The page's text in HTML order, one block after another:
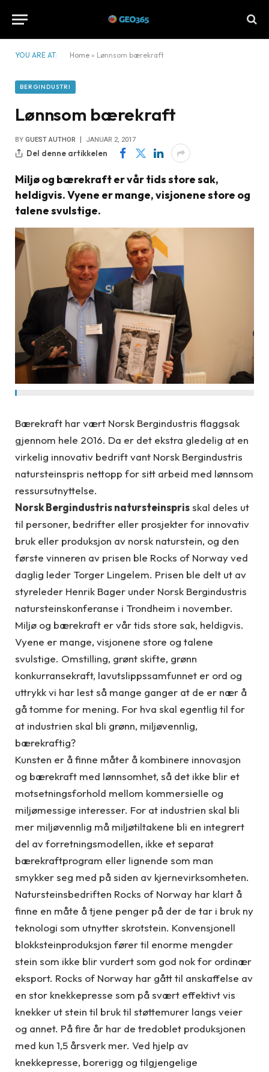
YOU ARE AT: Home » Lønnsom bærekraft
BERGINDUSTRI
Lønnsom bærekraft
BY GUEST AUTHOR JANUAR 2, 2017
Del denne artikkelen
Miljø og bærekraft er vår tids store sak,
heldigvis. Vyene er mange, visjonene store og
talene svulstige.
Bærekraft har vært Norsk Bergindustris flaggsak
gjennom hele 2016. Da er det ekstra gledelig at en
virkelig innovativ bedrift vant Norsk Bergindustris
natursteinspris nettopp for sitt arbeid med lønnsom
ressursutnyttelse.
Norsk Bergindustris natursteinsprisskal deles ut
til personer, bedrifter eller prosjekter for innovativ
bruk eller produksjon av norsk naturstein, og den
første vinneren av prisen ble Rocks of Norway ved
daglig leder Torger Lingelem. Prisen ble delt ut av
styreleder Henrik Bager under Norsk Bergindustris
natursteinskonferanse i Trondheim i november.
Miljø og bærekraft er vår tids store sak, heldigvis.
Vyene er mange, visjonene store og talene
svulstige. Omstilling, grønt skifte, grønn
konkurransekraft, lavutslippssamfunnet er ord og
uttrykk vi har lest så mange ganger at de er nær å
gå tomme for mening. For hva skal egentlig til for
at industrien skal bli grønn, miljøvennlig,
bærekraftig?
Kunsten er å finne måter å kombinere innovasjon
og bærekraft med lønnsomhet, så det ikke blir et
motsetningsforhold mellom kommersielle og
miljømessige interesser. For at industrien skal bli
mer miljøvennlig må miljøtiltakene bli en integrert
del av forretningsmodellen, ikke et separat
bærekraftprogram eller lignende som man
smykker seg med på siden av kjernevirksomheten.
Natursteinsbedriften Rocks of Norway har klart å
finne en måte å tjene penger på der de tar i bruk ny
teknologi som utnytter skrotstein. Konvensjonell
blokksteinproduksjon fører til enorme mengder
stein som ikke blir vurdert som god nok for ordinær
eksport. Rocks of Norway har gått til anskaffelse av
en stor knekkepresse som på svært effektivt vis
knekker ut stein til bruk til støttemurer langs veier
og annet. På fire år har de tredoblet produksjonen
med kun 1,5 årsverk mer. Ved hjelp av
knekkepresse, borerigg og tilgjengelige